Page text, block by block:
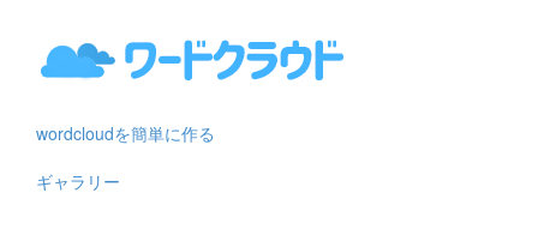
wordcloudを簡単に作る
ギャラリー